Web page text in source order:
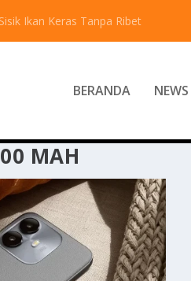
Ikan Keras Tanpa Ribet
BERANDA NEWS
MAH